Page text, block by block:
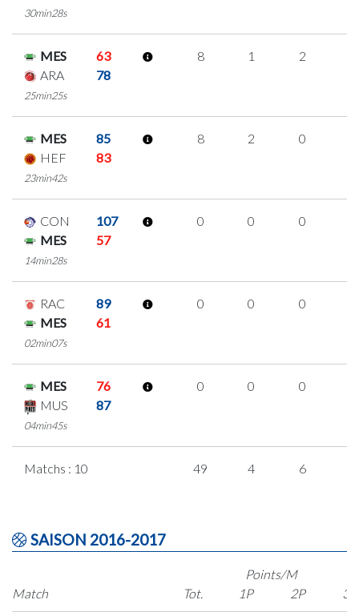
30min28s
MES
63
ARA
78
25min25s
8 1 2
MES
85
HEF
83
23min42s
8 2 0
CON
107
MES
57
14min28s
0 0 0
RAC
89
MES
61
02min07s
0 0 0
MES
76
MUS
87
04min45s
0 0 0
Matchs : 10 49 4 6
SAISON 2016-2017
Match
Points/M
Tot.
1P 2P 3P